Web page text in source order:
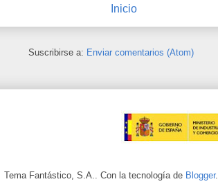
Inicio
Suscribirse a: Enviar comentarios (Atom)
Tema Fantástico, S.A.. Con la tecnología de Blogger.